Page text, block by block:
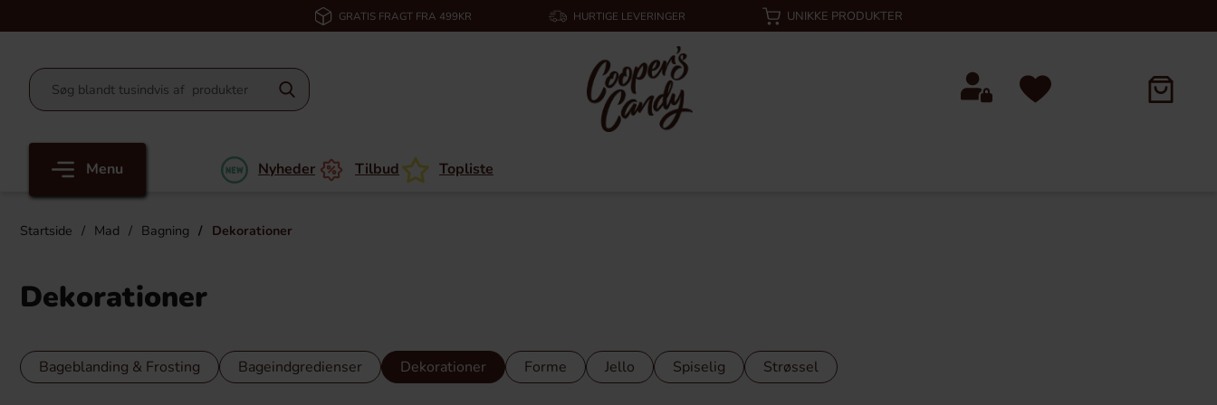
GRATIS FRAGT FRA 499KR HURTIGE LEVERINGER UNIKKE PRODUKTER
Menu Nyheder Tilbud Topliste
Startside Mad Bagning Dekorationer
Dekorationer
Bageblanding & Frosting Bageindgredienser Dekorationer Forme Jello Spiselig Strøssel